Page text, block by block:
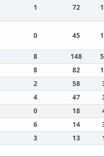
1 72
0 45
8 148
8 82
2 58
4 47
0 18
6 14
3 13